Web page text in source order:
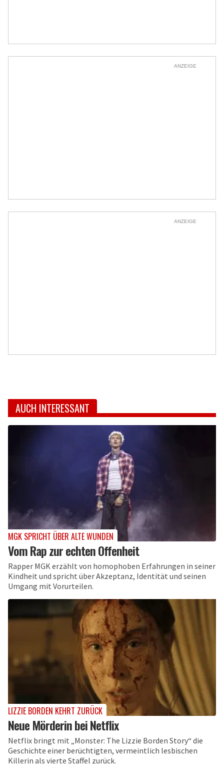
ANZEIGE
ANZEIGE
AUCH INTERESSANT
MGK SPRICHT ÜBER ALTE WUNDEN
Vom Rap zur echten Offenheit
Rapper MGK erzählt von homophoben Erfahrungen in seiner
Kindheit und spricht über Akzeptanz, Identität und seinen
Umgang mit Vorurteilen.
LIZZIE BORDEN KEHRT ZURÜCK
Neue Mörderin bei Netflix
Netflix bringt mit „Monster: The Lizzie Borden Story“ die
Geschichte einer berüchtigten, vermeintlich lesbischen
Killerin als vierte Staffel zurück.